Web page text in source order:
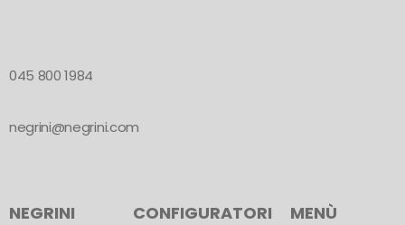
045 800 1984
negrini@negrini.com
NEGRINI CONFIGURATORI
MENÙ